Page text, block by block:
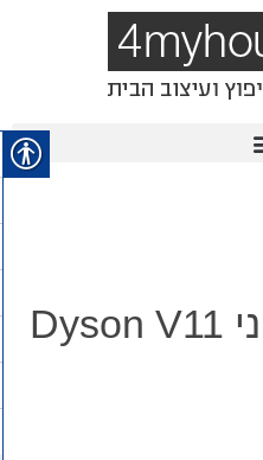
שואב אבק ציקלוני Dyson V11